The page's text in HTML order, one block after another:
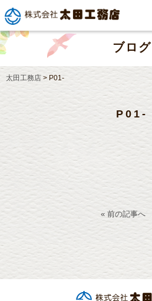
ブログ
太田工務店 > P01-
P01-
« 前の記事へ